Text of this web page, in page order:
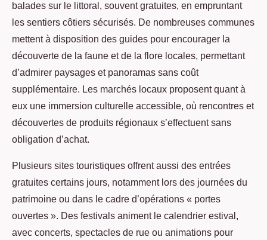
balades sur le littoral, souvent gratuites, en empruntant
les sentiers côtiers sécurisés. De nombreuses communes
mettent à disposition des guides pour encourager la
découverte de la faune et de la flore locales, permettant
d’admirer paysages et panoramas sans coût
supplémentaire. Les marchés locaux proposent quant à
eux une immersion culturelle accessible, où rencontres et
découvertes de produits régionaux s’effectuent sans
obligation d’achat.
Plusieurs sites touristiques offrent aussi des entrées
gratuites certains jours, notamment lors des journées du
patrimoine ou dans le cadre d’opérations « portes
ouvertes ». Des festivals animent le calendrier estival,
avec concerts, spectacles de rue ou animations pour